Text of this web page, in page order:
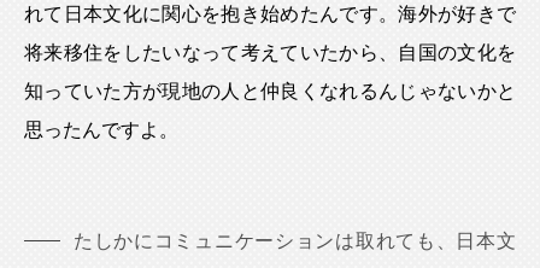
れて日本文化に関心を抱き始めたんです。海外が好きで
将来移住をしたいなって考えていたから、自国の文化を
知っていた方が現地の人と仲良くなれるんじゃないかと
思ったんですよ。
たしかにコミュニケーションは取れても、日本文